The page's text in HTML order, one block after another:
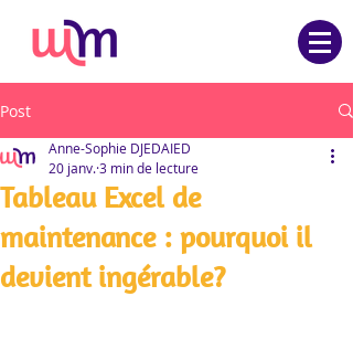
Post
Tableau Excel de
maintenance : pourquoi il
devient ingérable?
Anne-Sophie DJEDAIED
20 janv.3 min de lecture